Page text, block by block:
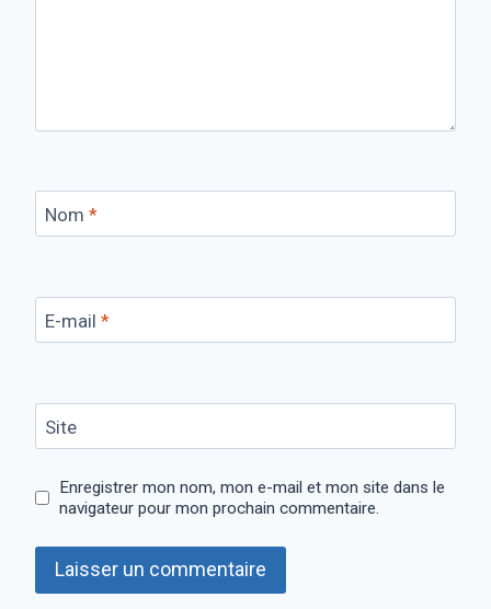
Nom *
E-mail *
Site
Enregistrer mon nom, mon e-mail et mon site dans le
navigateur pour mon prochain commentaire.